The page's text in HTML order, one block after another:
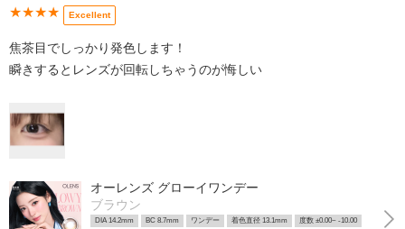
★★★★ Excellent
焦茶目でしっかり発色します！
瞬きするとレンズが回転しちゃうのが悔しい
オーレンズ グローイワンデー
ブラウン
DIA 14.2mm BC 8.7mm ワンデー 着色直径 13.1mm 度数 ±0.00~ -10.00